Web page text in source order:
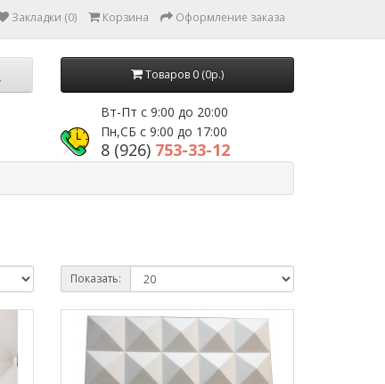
Закладки (0) Корзина Оформление заказа
Товаров 0 (0р.)
Вт-Пт с 9:00 до 20:00
Пн,СБ с 9:00 до 17:00
8 (926)753-33-12
Показать: